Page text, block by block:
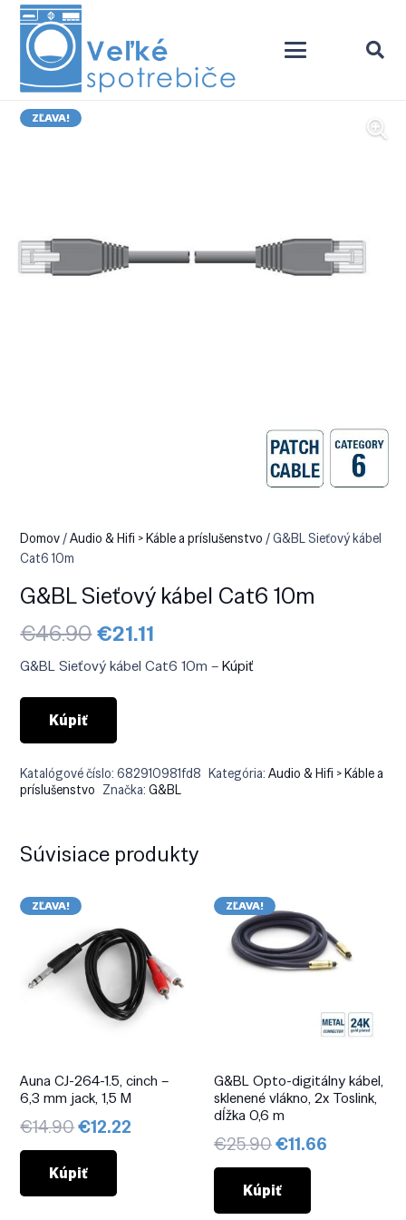
ZĽAVA!
Domov/Audio & Hifi > Káble a príslušenstvo / G&BL Sieťový kábel
Cat6 10m
G&BL Sieťový kábel Cat6 10m
€46.90Pôvodná
cena
bola:
€21.11
je:
G&BL Sieťový kábel Cat6 10m –Kúpiť
Kúpiť
Katalógové číslo:682910981fd8 Kategória:Audio & Hifi > Káble a
príslušenstvo Značka:G&BL
Súvisiace produkty
ZĽAVA!
Auna CJ-264-1.5, cinch –
6,3 mm jack, 1,5 M
€14.90Pôvodná
cena
bola:
€14.90.
€12.22
Kúpiť
ZĽAVA!
G&BL Opto-digitálny kábel,
sklenené vlákno, 2x Toslink,
dĺžka 0,6 m
€25.90Pôvodná
cena
bola:
€25.90.
€11.66
Kúpiť